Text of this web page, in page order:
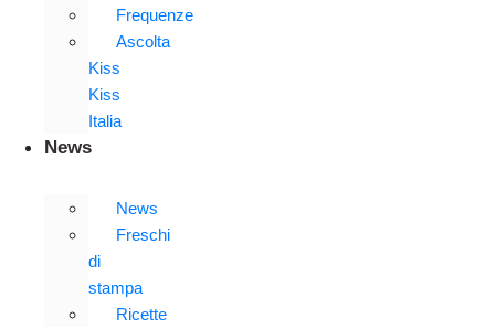
Frequenze
Ascolta
Kiss
Kiss
Italia
News
News
Freschi
di
stampa
Ricette